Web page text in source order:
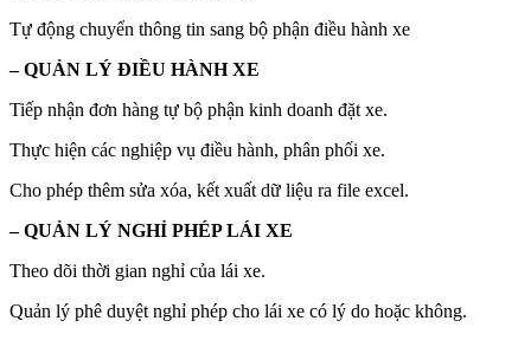
Tự động chuyển thông tin sang bộ phận điều hành xe
– QUẢN LÝ ĐIỀU HÀNH XE
Tiếp nhận đơn hàng tự bộ phận kinh doanh đặt xe.
Thực hiện các nghiệp vụ điều hành, phân phối xe.
Cho phép thêm sửa xóa, kết xuất dữ liệu ra file excel.
– QUẢN LÝ NGHỈ PHÉP LÁI XE
Theo dõi thời gian nghỉ của lái xe.
Quản lý phê duyệt nghỉ phép cho lái xe có lý do hoặc không.